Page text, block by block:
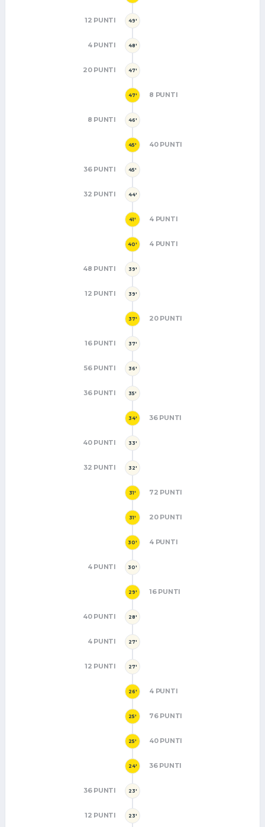
49'
12 PUNTI
48'
4 PUNTI
47'
20 PUNTI
47' 8 PUNTI
46'
8 PUNTI
45' 40 PUNTI
45'
36 PUNTI
44'
32 PUNTI
41' 4 PUNTI
40' 4 PUNTI
39'
48 PUNTI
39'
12 PUNTI
37' 20 PUNTI
37'
16 PUNTI
36'
56 PUNTI
35'
36 PUNTI
34' 36 PUNTI
33'
40 PUNTI
32'
32 PUNTI
31' 72 PUNTI
31' 20 PUNTI
30' 4 PUNTI
30'
4 PUNTI
29' 16 PUNTI
28'
40 PUNTI
27'
4 PUNTI
27'
12 PUNTI
26' 4 PUNTI
25' 76 PUNTI
25' 40 PUNTI
24' 36 PUNTI
23'
36 PUNTI
23'
12 PUNTI